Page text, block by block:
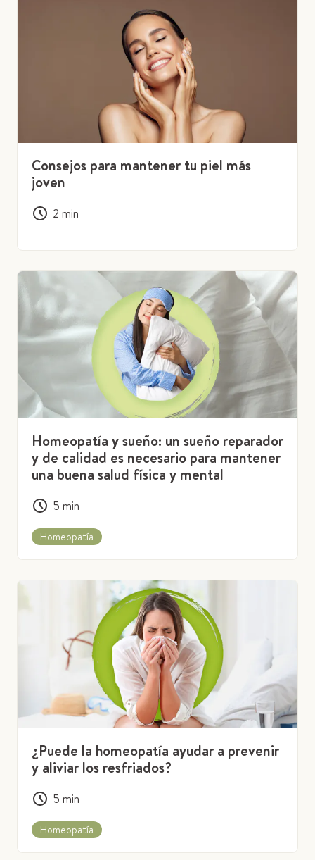
Consejos para mantener tu piel más
joven
2 min
Homeopatía y sueño: un sueño reparador
y de calidad es necesario para mantener
una buena salud física y mental
5 min
Homeopatía
¿Puede la homeopatía ayudar a prevenir
y aliviar los resfriados?
5 min
Homeopatía